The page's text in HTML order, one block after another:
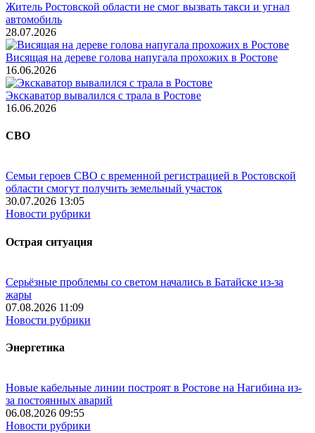
Житель Ростовской области не смог вызвать такси и угнал
автомобиль
28.07.2026
Висящая на дереве голова напугала прохожих в Ростове
16.06.2026
Экскаватор вывалился с трала в Ростове
16.06.2026
СВО
Семьи героев СВО с временной регистрацией в Ростовской
области смогут получить земельный участок
30.07.2026 13:05
Новости рубрики
Острая ситуация
Серьёзные проблемы со светом начались в Батайске из-за
жары
07.08.2026 11:09
Новости рубрики
Энергетика
Новые кабельные линии построят в Ростове на Нагибина из-
за постоянных аварий
06.08.2026 09:55
Новости рубрики